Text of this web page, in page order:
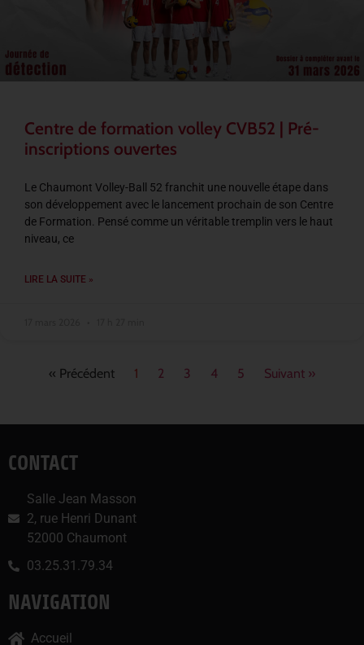
Centre de formation volley CVB52 | Pré-
inscriptions ouvertes
Le Chaumont Volley-Ball 52 franchit une nouvelle étape dans
son développement avec le lancement prochain de son Centre
de Formation. Pensé comme un véritable tremplin vers le haut
niveau, ce
LIRE LA SUITE »
« Précédent 1 2 3 4 5 Suivant »
CONTACT
Salle Jean Masson
2, rue Henri Dunant
52000 Chaumont
03.25.31.79.34
NAVIGATION
Accueil